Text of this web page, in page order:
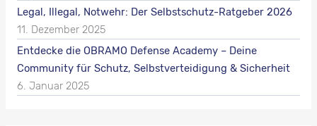
Legal, Illegal, Notwehr: Der Selbstschutz-Ratgeber 2026
11. Dezember 2025
Entdecke die OBRAMO Defense Academy – Deine
Community für Schutz, Selbstverteidigung & Sicherheit
6. Januar 2025